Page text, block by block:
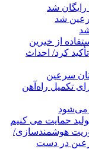
شد
شد
از خیرین
کرد/ احداث
سرعین
میلیارد ریال برای تکمیل راه‌آهن
می‌شود
حمایت می کنیم
هوشمندسازی/
در دست